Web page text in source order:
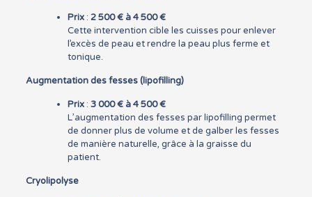
Prix: 2 500 € à 4 500 €
Cette intervention cible les cuisses pour enlever
l’excès de peau et rendre la peau plus ferme et
tonique.
Augmentation des fesses (lipofilling)
Prix: 3 000 € à 4 500 €
L’augmentation des fesses par lipofilling permet
de donner plus de volume et de galber les fesses
de manière naturelle, grâce à la graisse du
patient.
Cryolipolyse